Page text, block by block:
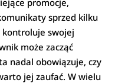
promocje,
sprzed kilku
swojej
może zacząć
nadal obowiązuje, czy
jej zaufać. W wielu